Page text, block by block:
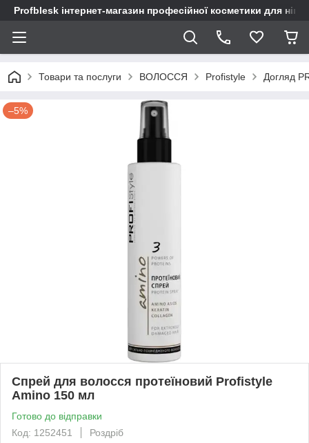
Profblesk інтернет-магазин професійної косметики для
Товари та послуги ВОЛОССЯ Profistyle Догляд
–5%
Спрей для волосся протеїновий Profistyle
Amino 150 мл
Готово до відправки
Код: 1252451
Роздріб